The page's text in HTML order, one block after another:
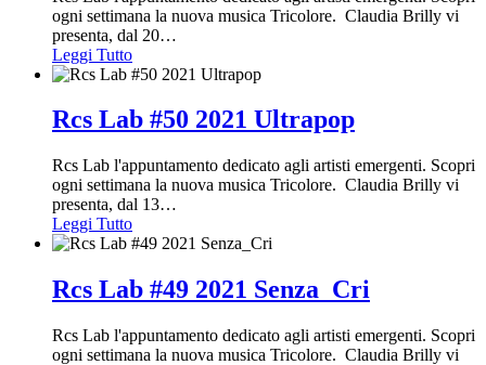
ogni settimana la nuova musica Tricolore. Claudia Brilly vi
presenta, dal 20…
Leggi Tutto
Rcs Lab #50 2021 Ultrapop
Rcs Lab l'appuntamento dedicato agli artisti emergenti. Scopri
ogni settimana la nuova musica Tricolore. Claudia Brilly vi
presenta, dal 13…
Leggi Tutto
Rcs Lab #49 2021 Senza_Cri
Rcs Lab l'appuntamento dedicato agli artisti emergenti. Scopri
ogni settimana la nuova musica Tricolore. Claudia Brilly vi